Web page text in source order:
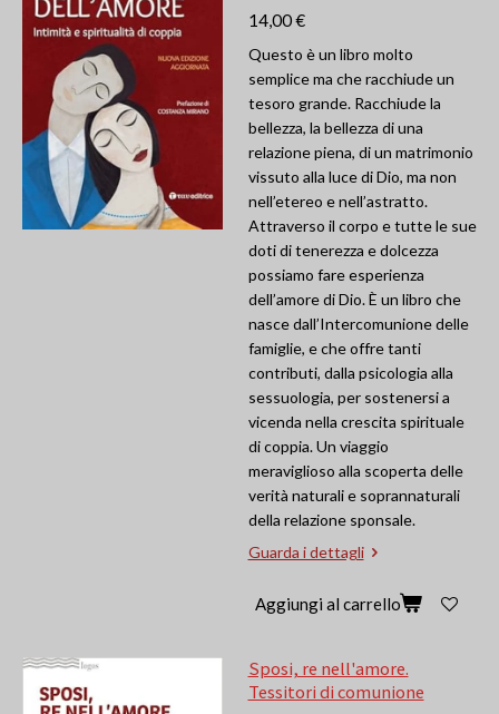
14,00 €
Questo è un libro molto
semplice ma che racchiude un
tesoro grande. Racchiude la
bellezza, la bellezza di una
relazione piena, di un matrimonio
vissuto alla luce di Dio, ma non
nell’etereo e nell’astratto.
Attraverso il corpo e tutte le sue
doti di tenerezza e dolcezza
possiamo fare esperienza
dell’amore di Dio. È un libro che
nasce dall’Intercomunione delle
famiglie, e che offre tanti
contributi, dalla psicologia alla
sessuologia, per sostenersi a
vicenda nella crescita spirituale
di coppia. Un viaggio
meraviglioso alla scoperta delle
verità naturali e soprannaturali
della relazione sponsale.
Guarda i dettagli
Aggiungi al carrello
Sposi, re nell'amore.
Tessitori di comunione